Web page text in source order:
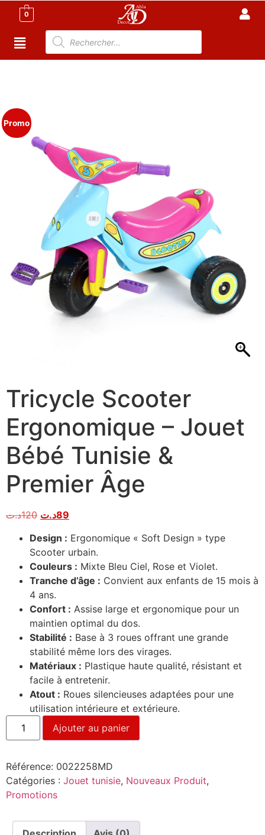
0
Promo
Tricycle Scooter
Ergonomique – Jouet
Bébé Tunisie &
Premier Âge
120د.ت 89د.ت
Design : Ergonomique « Soft Design » type
Scooter urbain.
Couleurs : Mixte Bleu Ciel, Rose et Violet.
Tranche d’âge : Convient aux enfants de 15 mois à
4 ans.
Confort : Assise large et ergonomique pour un
maintien optimal du dos.
Stabilité : Base à 3 roues offrant une grande
stabilité même lors des virages.
Matériaux : Plastique haute qualité, résistant et
facile à entretenir.
Atout : Roues silencieuses adaptées pour une
utilisation intérieure et extérieure.
Ajouter au panier
Référence: 0022258MD
Catégories : Jouet tunisie, Nouveaux Produit,
Promotions